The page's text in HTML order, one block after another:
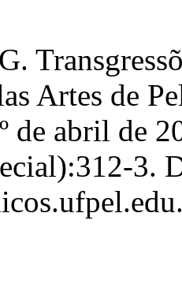
Artes de
de abril de
3.